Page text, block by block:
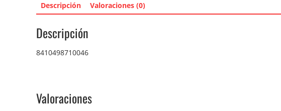
Descripción Valoraciones (0)
Descripción
8410498710046
Valoraciones